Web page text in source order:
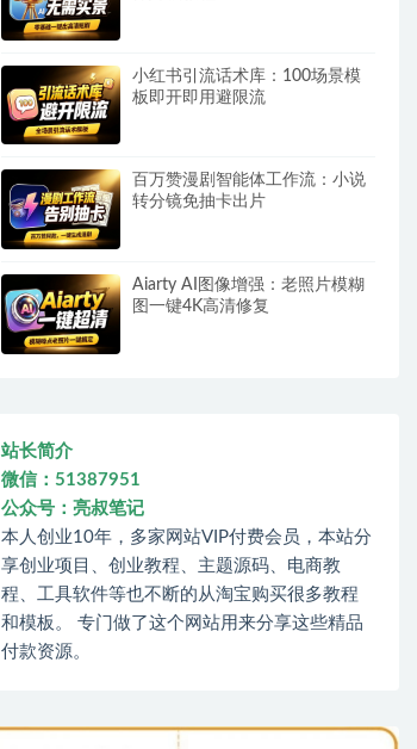
小红书引流话术库：100场景模
板即开即用避限流
百万赞漫剧智能体工作流：小说
转分镜免抽卡出片
Aiarty AI图像增强：老照片模糊
图一键4K高清修复
站长简介
微信：51387951
公众号：亮叔笔记
本人创业10年，多家网站VIP付费会员，本站分
享创业项目、创业教程、主题源码、电商教
程、工具软件等也不断的从淘宝购买很多教程
和模板。 专门做了这个网站用来分享这些精品
付款资源。